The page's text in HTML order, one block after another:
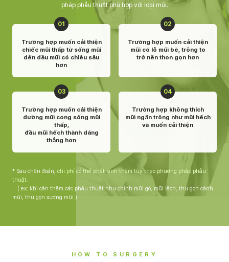
pháp phẫu thuật phù hợp với loại mũi.
01
Trường hợp muốn cải thiện
chiếc mũi thấp từ sống mũi
đến đầu mũi có chiều sâu
hơn
02
Trường hợp muốn cải thiện
mũi có lỗ mũi bè, trông to
trở nên thon gọn hơn
03
Trường hợp muốn cải thiện
đường mũi cong sống mũi
thấp,
đầu mũi hếch thành dáng
thẳng hơn
04
Trường hợp không thích
mũi ngắn trông như mũi hếch
và muốn cải thiện
* Sau chẩn đoán, chi phí có thể phát sinh thêm tùy theo phương pháp phẫu
thuật.
( ex: khi cần thêm các phẫu thuật như chỉnh mũi gồ, mũi lệch, thu gọn cánh
mũi, thu gọn xương mũi )
HOW TO SURGERY